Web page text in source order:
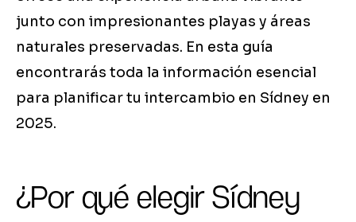
junto con impresionantes playas y áreas
naturales preservadas. En esta guía
encontrarás toda la información esencial
para planificar tu intercambio en Sídney en
2025.
¿Por qué elegir Sídney